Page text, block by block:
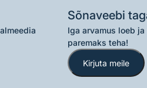
Sõnaveebi
Iga arvamus loeb
paremaks teha!
Kirjuta meile